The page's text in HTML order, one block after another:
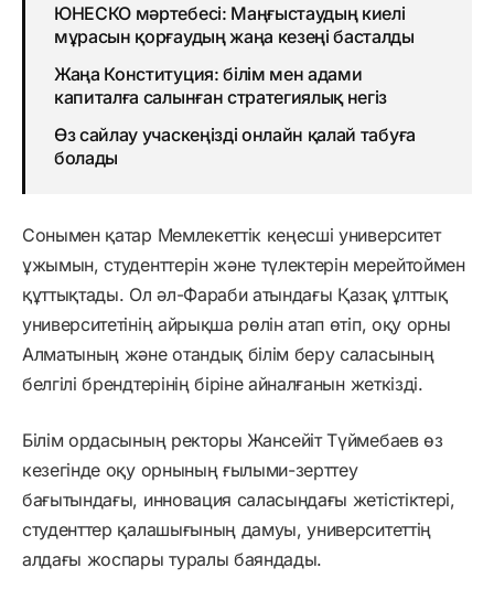
ЮНЕСКО мәртебесі: Маңғыстаудың киелі
мұрасын қорғаудың жаңа кезеңі басталды
Жаңа Конституция: білім мен адами
капиталға салынған стратегиялық негіз
Өз сайлау учаскеңізді онлайн қалай табуға
болады
Сонымен қатар Мемлекеттік кеңесші университет
ұжымын, студенттерін және түлектерін мерейтоймен
құттықтады. Ол әл-Фараби атындағы Қазақ ұлттық
университетінің айрықша рөлін атап өтіп, оқу орны
Алматының және отандық білім беру саласының
белгілі брендтерінің біріне айналғанын жеткізді.
Білім ордасының ректоры Жансейіт Түймебаев өз
кезегінде оқу орнының ғылыми-зерттеу
бағытындағы, инновация саласындағы жетістіктері,
студенттер қалашығының дамуы, университеттің
алдағы жоспары туралы баяндады.